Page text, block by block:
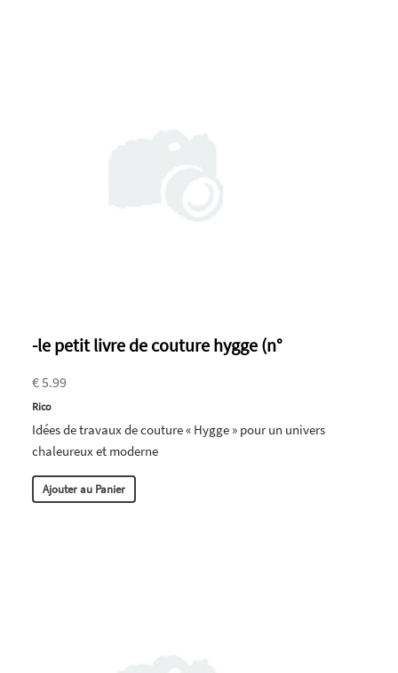
-le petit livre de couture hygge (n°
€ 5.99
Rico
Idées de travaux de couture « Hygge » pour un univers
chaleureux et moderne
Ajouter au Panier